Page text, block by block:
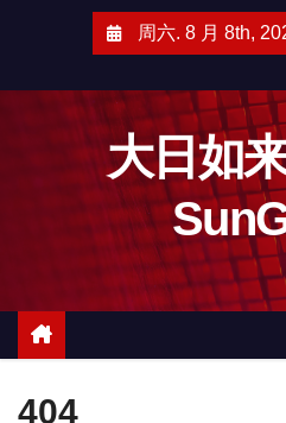
周六. 8 月 8th,
大日如
404